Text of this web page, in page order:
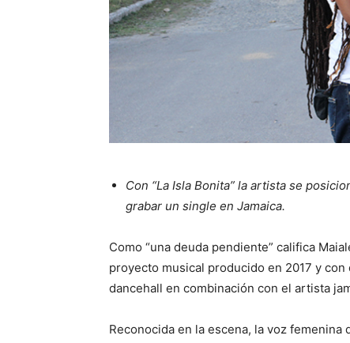
Con “La Isla Bonita” la artista se
grabar un single en Jamaica.
Como “una deuda pendiente” califica
proyecto musical producido en 2017 y
dancehall en combinación con el artista
Reconocida en la escena, la voz